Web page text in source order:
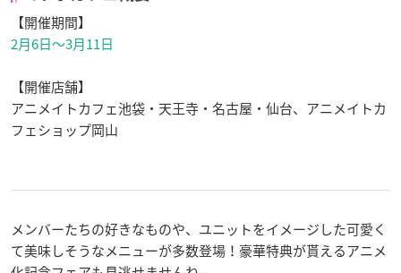
【開催期間】
2月6日〜3月11日
【開催店舗】
アニメイトカフェ池袋・天王寺・名古屋・仙台、アニメイトカ
フェショップ岡山
メンバーたちの好きなものや、ユニットをイメージした可愛く
て美味しそうなメニューが多数登場！豪華特典が貰えるアニメ